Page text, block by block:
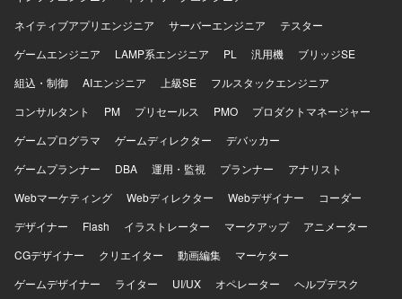
ネイティブアプリエンジニア
サーバーエンジニア
テスター
ゲームエンジニア
LAMP系エンジニア PL 汎用機
ブリッジSE
組込・制御
AIエンジニア 上級SE
フルスタックエンジニア
コンサルタント
PM プリセールス PMO
プロダクトマネージャー
ゲームプログラマ
ゲームディレクター
デバッカー
ゲームプランナー
DBA 運用・監視 プランナー
アナリスト
Webマーケティング
Webディレクター Webデザイナー
コーダー
デザイナー
Flash イラストレーター マークアップ
アニメーター
CGデザイナー
クリエイター 動画編集
マーケター
ゲームデザイナー
ライター UI/UX オペレーター
ヘルプデスク